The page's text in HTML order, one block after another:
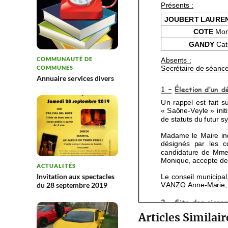
COMMUNAUTÉ DE
COMMUNES
Annuaire services divers
ACTUALITÉS
Invitation aux spectacles
du 28 septembre 2019
Articles